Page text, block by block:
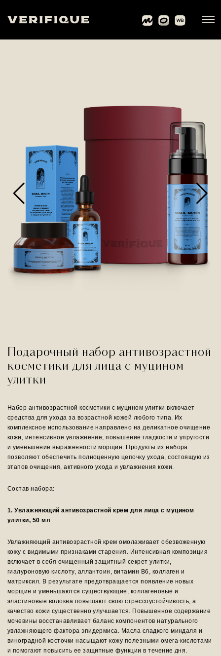
Подарочный набор антивозрастной
косметики для лица с муцином
улитки
Набор антивозрастной косметики с муцином улитки включает
средства для ухода за возрастной кожей любого типа. Их
комплексное использование направлено на деликатное очищение
кожи, интенсивное увлажнение, повышение гладкости и упругости
и уменьшение выраженности морщин. Продукты из набора
позволяют обеспечить полноценную цепочку ухода, состоящую из
этапов очищения, активного ухода и увлажнения кожи.
Состав набора:
1. Увлажняющий антивозрастной крем для лица с муцином
улитки, 50 мл
Увлажняющий антивозрастной крем омолаживает обезвоженную
кожу с видимыми признаками старения. Интенсивная композиция
включает в себя очищенный защитный секрет улитки,
гиалуроновую кислоту, аллантоин, витамин В6, коллаген и
матриксил. В результате предотвращается появление новых
морщин и уменьшаются существующие, коллагеновые и
эластиновые волокна повышают свою стрессоустойчивость, а
качество кожи существенно улучшается. Повышенное содержание
мочевины восстанавливает баланс компонентов натурального
увлажняющего фактора эпидермиса. Масла сладкого миндаля и
виноградной косточки насыщают кожу полезными омега-кислотами
и помогают повысить ее защитные функции в течение дня.